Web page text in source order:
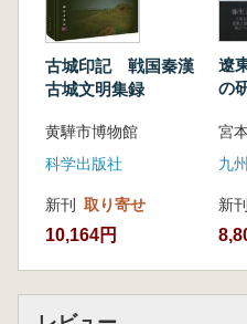
古城印記 戦国秦漢
古城文明集録
黄驊市博物館
科学出版社
新刊 取り寄せ
10,164円
遼
の
宮
九
新刊